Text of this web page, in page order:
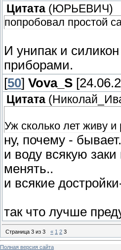
Цитата ( ЮРЬЕВИЧ)
попробовал простой
И унипак и
приборами.
[50] Vova_S
Цитата (
Уж сколько лет живу
ну, почему -
и воду всякую
менять..
и всякие
так что лучше
Страница 3 из 3 « 1 2 3
Полная версия сайта